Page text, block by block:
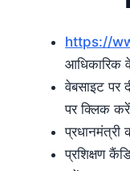
https://
आधिकारिक
वेबसाइट पर
पर क्लिक
प्रशिक्षण